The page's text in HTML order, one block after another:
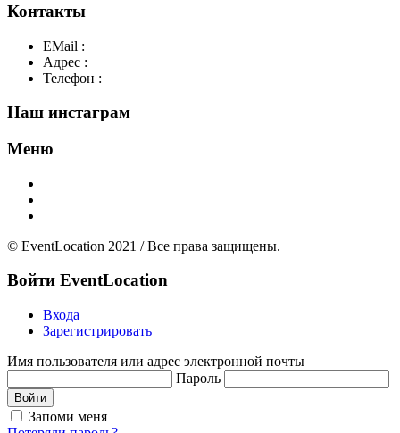
Контакты
EMail :
Адрес :
Телефон :
Наш инстаграм
Меню
© EventLocation 2021 / Все права защищены.
Войти EventLocation
Входа
Зарегистрировать
Имя пользователя или адрес электронной почты
Пароль
Войти
Запоми меня